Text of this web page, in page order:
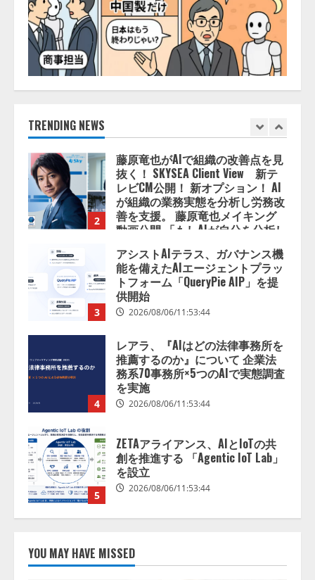
TRENDING NEWS
5
を設立
2026/08/06/11:53:44
1
AI駆動開発の推進に向けて
「TinhVan Technologies JSC.」と業
2
藤原竜也がAIで組織の改善点を見
抜く！ SKYSEA Client View 新テ
レビCM公開！ 新オプション！ AI
が組織の業務実態を分析し労務改
善を支援。 藤原竜也メイキング
動画公開 「もしAIが自分を分析し
ある」「昨年の夏はカブトムシを
捕まえたり、虫と戦ったり…」
2026/08/06/14:54:31
3
アシストAIテラス、ガバナンス機
能を備えたAIエージェントプラッ
トフォーム「QueryPie AIP」を提
供開始
2026/08/06/11:53:44
4
レアラ、『AIはどの法律事務所を
推薦するのか』について 企業法
務系70事務所×5つのAIで実態調査
を実施
2026/08/06/11:53:44
5
ZETAアライアンス、AIとIoTの共
創を推進する 「Agentic IoT Lab」
を設立
2026/08/06/11:53:44
「TinhVan Technologies JSC.」と業
務提携
YOU MAY HAVE MISSED